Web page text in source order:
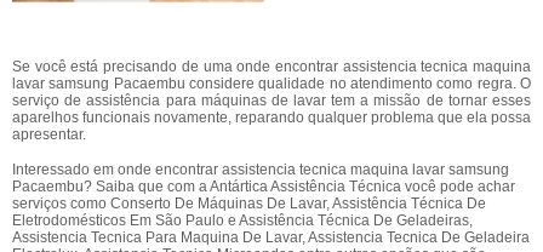
Se você está precisando de uma onde encontrar assistencia tecnica maquina
lavar samsung Pacaembu considere qualidade no atendimento como regra. O
serviço de assistência para máquinas de lavar tem a missão de tornar esses
aparelhos funcionais novamente, reparando qualquer problema que ela possa
apresentar.
Interessado em onde encontrar assistencia tecnica maquina lavar samsung
Pacaembu? Saiba que com a Antártica Assistência Técnica você pode achar
serviços como Conserto De Máquinas De Lavar, Assistência Técnica De
Eletrodomésticos Em São Paulo e Assistência Técnica De Geladeiras,
Assistencia Tecnica Para Maquina De Lavar, Assistencia Tecnica De Geladeira